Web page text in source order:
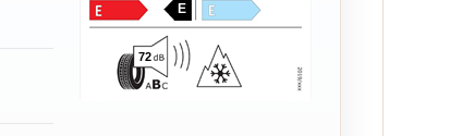
E
72